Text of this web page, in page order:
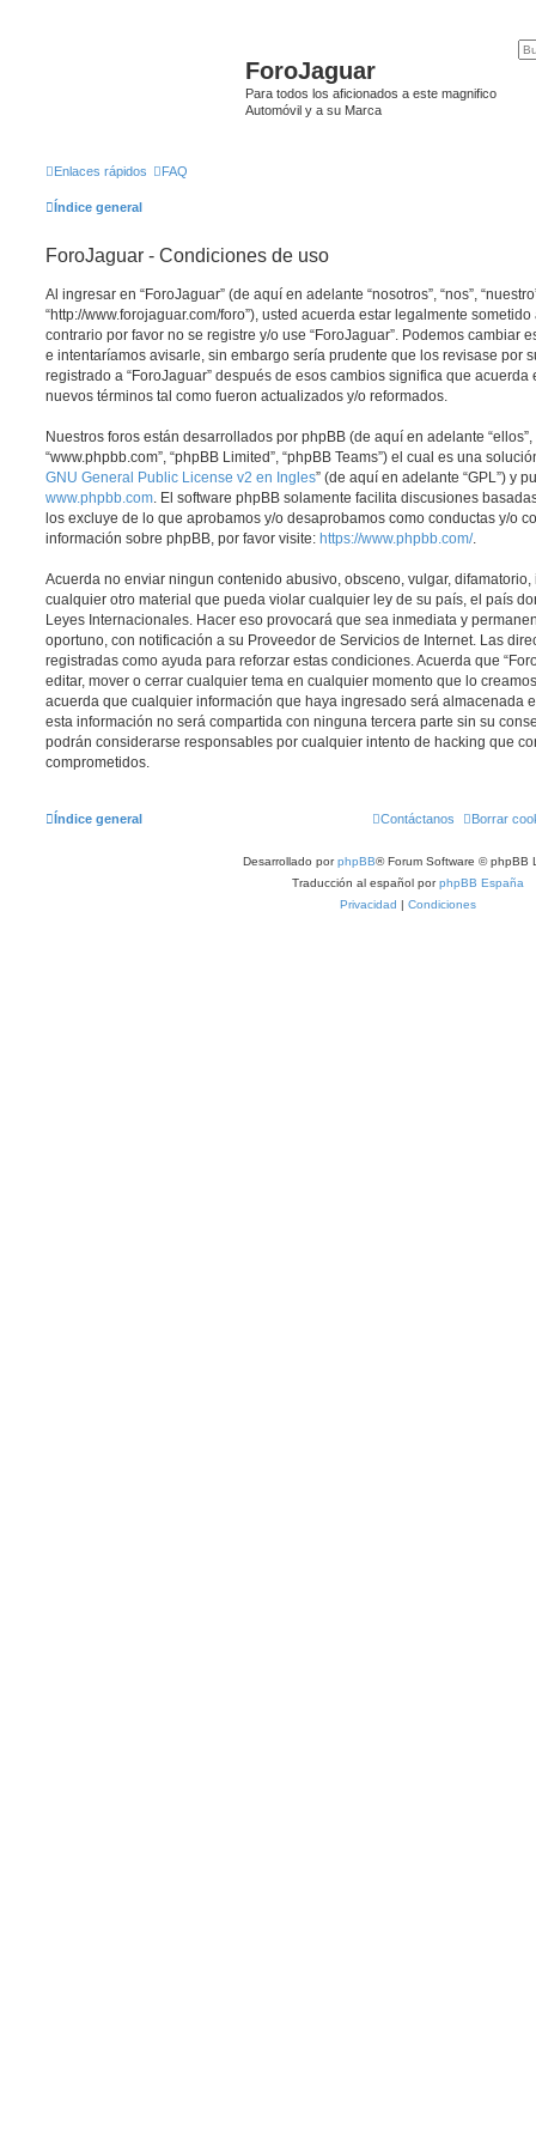
ForoJaguar
Para todos los aficionados a este magnifico
Automóvil y a su Marca
Enlaces rápidos FAQ
Índice general
ForoJaguar - Condiciones de uso
Al ingresar en “ForoJaguar” (de aquí en adelante “nosotros”, “nos”,
“http://www.forojaguar.com/foro”), usted acuerda estar legalmente
contrario por favor no se registre y/o use “ForoJaguar”. Podemos cambiar
e intentaríamos avisarle, sin embargo sería prudente que los revisase por
registrado a “ForoJaguar” después de esos cambios significa que
nuevos términos tal como fueron actualizados y/o reformados.
Nuestros foros están desarrollados por phpBB (de aquí en adelante “ellos”,
“www.phpbb.com”, “phpBB Limited”, “phpBB Teams”) el cual es una
GNU General Public License v2 en Ingles” (de aquí en adelante “GPL”) y
www.phpbb.com . El software phpBB solamente facilita discusiones
los excluye de lo que aprobamos y/o desaprobamos como conductas y/o
información sobre phpBB, por favor visite: https://www.phpbb.com/.
Acuerda no enviar ningun contenido abusivo, obsceno, vulgar,
cualquier otro material que pueda violar cualquier ley de su país, el país
Leyes Internacionales. Hacer eso provocará que sea inmediata y
oportuno, con notificación a su Proveedor de Servicios de Internet. Las
registradas como ayuda para reforzar estas condiciones. Acuerda que
editar, mover o cerrar cualquier tema en cualquier momento que lo
acuerda que cualquier información que haya ingresado será almacenada
esta información no será compartida con ninguna tercera parte sin su
podrán considerarse responsables por cualquier intento de hacking que
comprometidos.
Índice general Borrar
Contáctanos
Desarrollado porphpBB® Forum Software © phpBB
Traducción al español porphpBB España
Privacidad | Condiciones